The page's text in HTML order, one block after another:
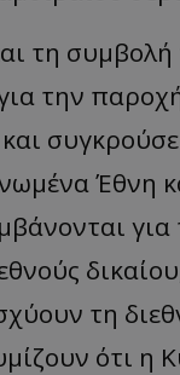
τη
την
Έθνη
για
τη
ότι